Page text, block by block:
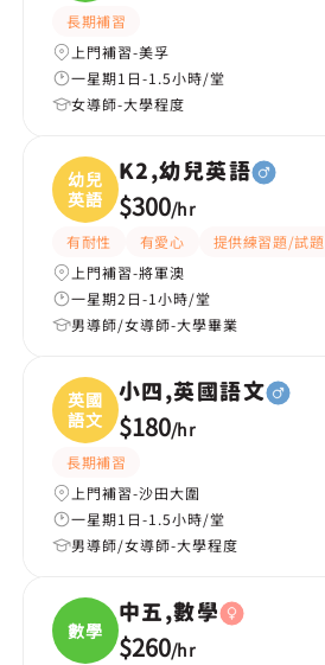
長期補習
上門補習-美孚
一星期1日-1.5小時/堂
女導師-大學程度
幼兒
英語
K2,幼兒英語
$300/hr
有耐性 有愛心 提供練習題/試題
上門補習-將軍澳
一星期2日-1小時/堂
男導師/女導師-大學畢業
英國
語文
小四,英國語文
$180/hr
長期補習
上門補習-沙田大圍
一星期1日-1.5小時/堂
男導師/女導師-大學程度
數學
中五,數學
$260/hr